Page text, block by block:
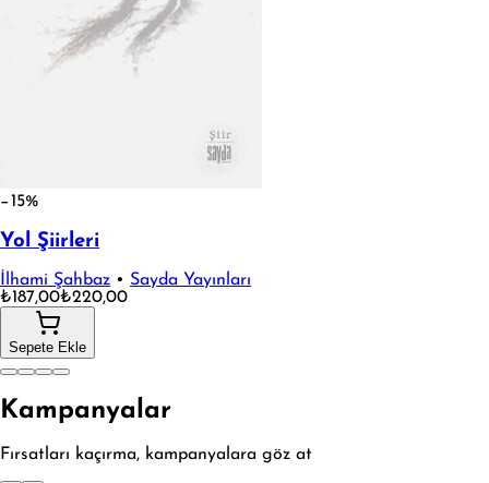
−15%
Yol Şiirleri
İlhami Şahbaz • Sayda Yayınları
₺187,00₺220,00
Sepete Ekle
Kampanyalar
Fırsatları kaçırma, kampanyalara göz at